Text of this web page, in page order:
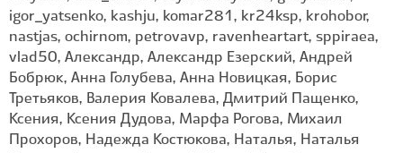
igor_yatsenko, kashju, komar281, kr24ksp, krohobor,
nastjas, ochirnom, petrovavp, ravenheartart, sppiraea,
vlad50, Александр, Александр Езерский, Андрей
Бобрюк, Анна Голубева, Анна Новицкая, Борис
Третьяков, Валерия Ковалева, Дмитрий Пащенко,
Ксения, Ксения Дудова, Марфа Рогова, Михаил
Прохоров, Надежда Костюкова, Наталья, Наталья